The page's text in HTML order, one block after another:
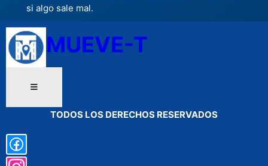
si algo sale mal.
MUEVE-T
TODOS LOS DERECHOS RESERVADOS